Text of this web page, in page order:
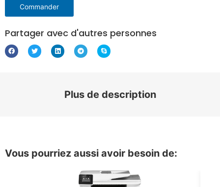
Commander
Partager avec d'autres personnes
Plus de description
Vous pourriez aussi avoir besoin de: